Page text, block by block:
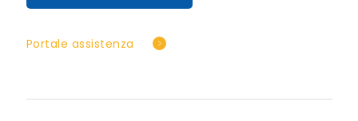
Portale assistenza